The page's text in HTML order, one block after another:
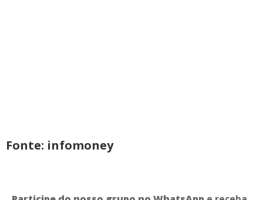
Fonte: infomoney